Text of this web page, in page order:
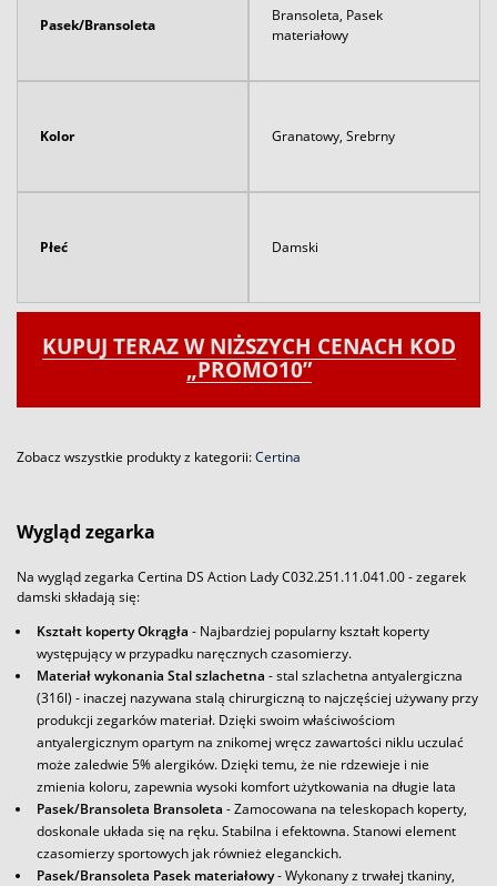
Pasek/Bransoleta
Bransoleta, Pasek
materiałowy
Kolor Granatowy, Srebrny
Płeć Damski
KUPUJ TERAZ W NIŻSZYCH CENACH KOD
„PROMO10”
Zobacz wszystkie produkty z kategorii:Certina
Wygląd zegarka
Na wygląd zegarka Certina DS Action Lady C032.251.11.041.00 - zegarek
damski składają się:
Kształt koperty Okrągła - Najbardziej popularny kształt koperty
występujący w przypadku naręcznych czasomierzy.
Materiał wykonania Stal szlachetna - stal szlachetna antyalergiczna
(316l) - inaczej nazywana stalą chirurgiczną to najczęściej używany przy
produkcji zegarków materiał. Dzięki swoim właściwościom
antyalergicznym opartym na znikomej wręcz zawartości niklu uczulać
może zaledwie 5% alergików. Dzięki temu, że nie rdzewieje i nie
zmienia koloru, zapewnia wysoki komfort użytkowania na długie lata
Pasek/Bransoleta Bransoleta - Zamocowana na teleskopach koperty,
doskonale układa się na ręku. Stabilna i efektowna. Stanowi element
czasomierzy sportowych jak również eleganckich.
Pasek/Bransoleta Pasek materiałowy- Wykonany z trwałej tkaniny,